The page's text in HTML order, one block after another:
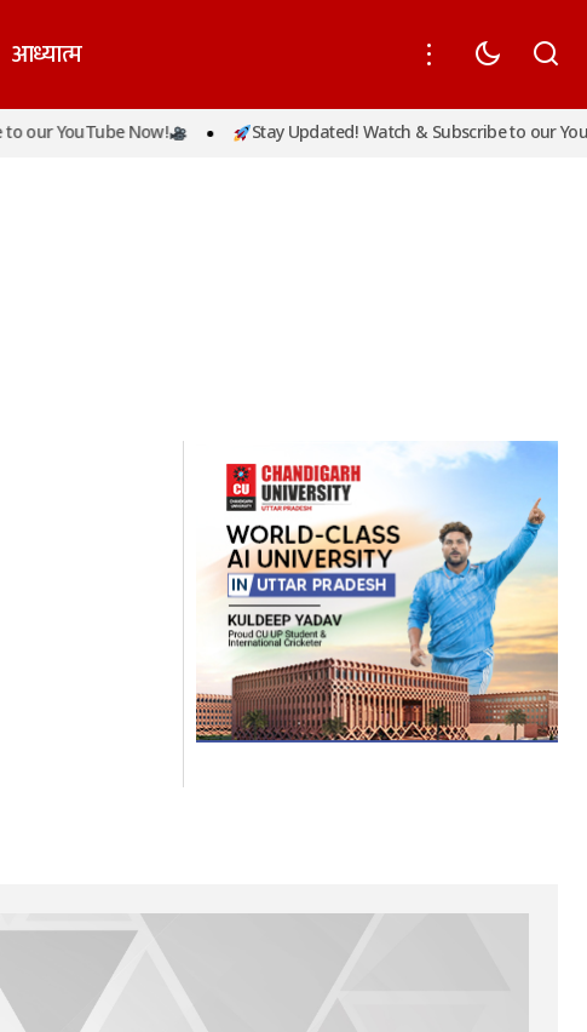
आध्यात्म
our YouTube Now! Stay Updated! Watch & Subscribe to our